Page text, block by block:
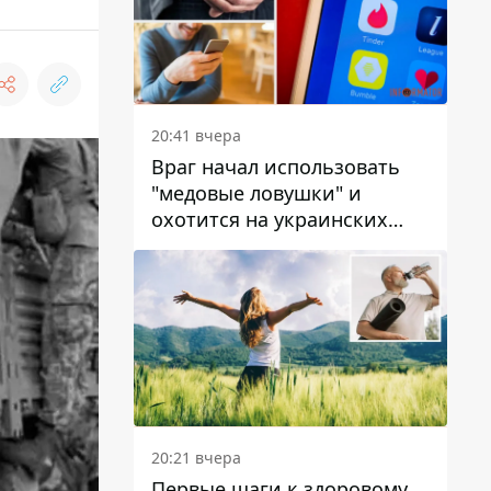
20:41 вчера
Враг начал использовать
"медовые ловушки" и
охотится на украинских
военнослужащих
20:21 вчера